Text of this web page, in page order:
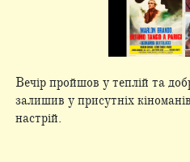
Вечір пройшов у теплій та
залишив у присутніх
настрій.